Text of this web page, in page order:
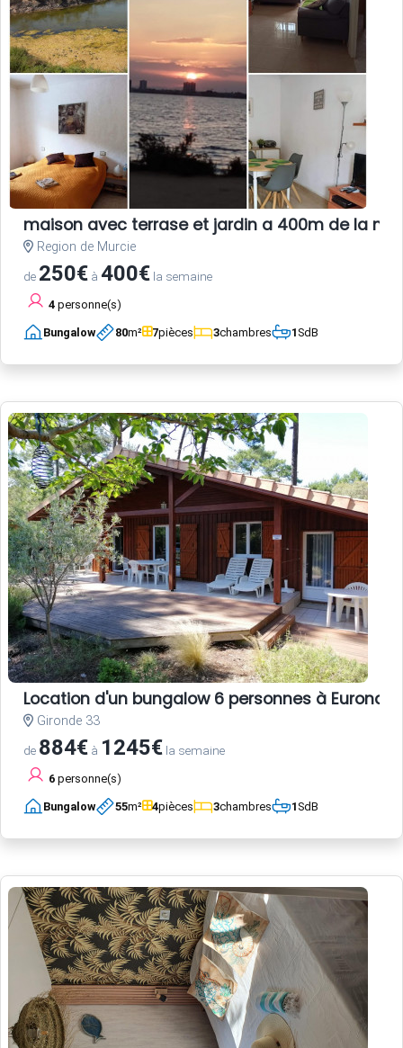
maison avec terrase et jardin a 400m de la mer
Region de Murcie
de 250€ à 400€ la semaine
4 personne(s)
Bungalow 80m² 7pièces 3chambres 1SdB
Location d'un bungalow 6 personnes à Euronat
Gironde 33
de 884€ à 1245€ la semaine
6 personne(s)
Bungalow 55m² 4pièces 3chambres 1SdB